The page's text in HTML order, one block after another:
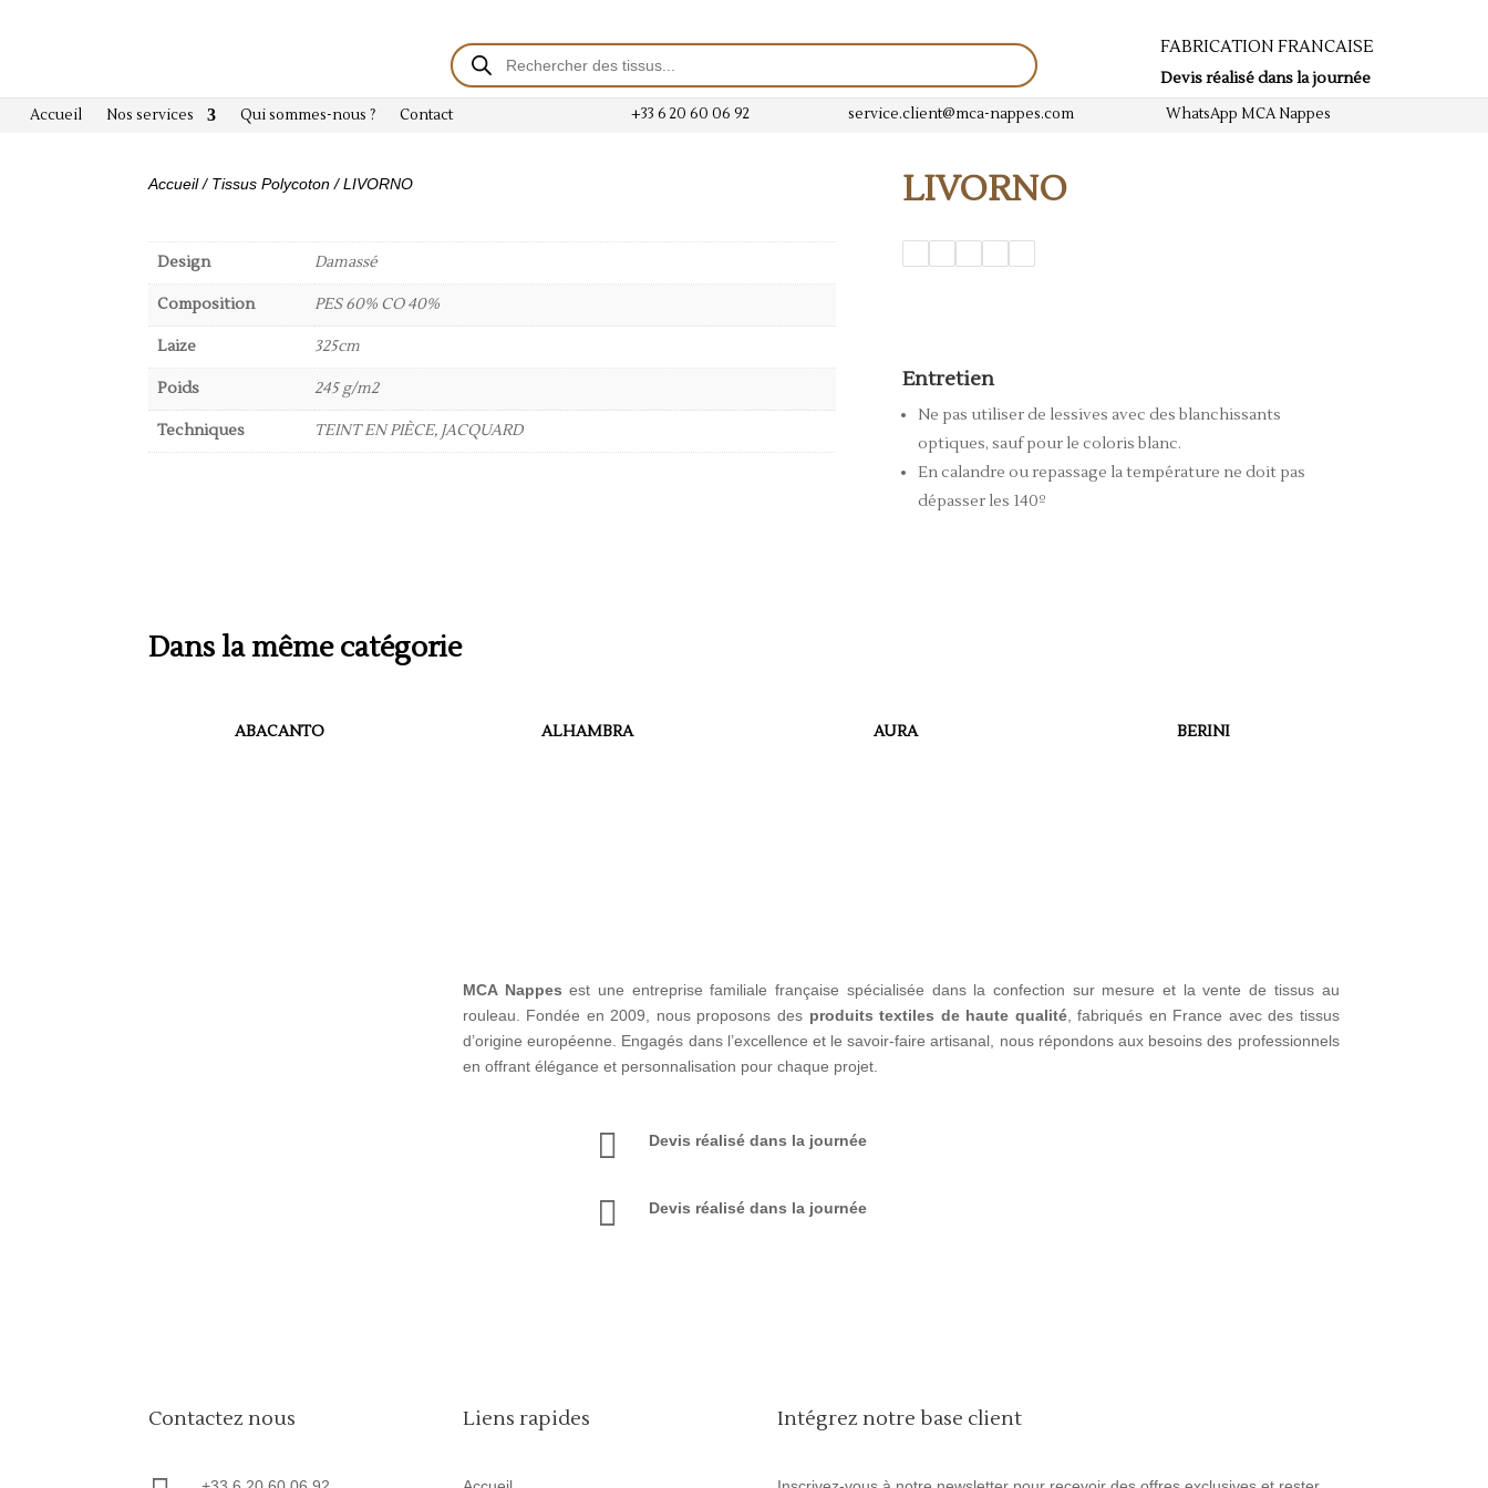
Recherche
de
produits
FABRICATION FRANCAISE
Devis réalisé dans la journée
Accueil Nos services Qui sommes-nous ? Contact +33 6 20 60 06 92 service.client@mca-nappes.com WhatsApp MCA Nappes
Accueil/ Tissus Polycoton/ LIVORNO
Design Damassé
Composition PES 60% CO 40%
Laize 325cm
Poids 245 g/m2
Techniques TEINT EN PIÈCE, JACQUARD
LIVORNO
Entretien
Ne pas utiliser de lessives avec des blanchissants
optiques, sauf pour le coloris blanc.
En calandre ou repassage la température ne doit pas
dépasser les 140º
Dans la même catégorie
ABACANTO ALHAMBRA AURA BERINI
MCA Nappes est une entreprise familiale française spécialisée dans la confection sur mesure et la vente de tissus au
rouleau. Fondée en 2009, nous proposons des produits textiles de haute qualité, fabriqués en France avec des tissus
d’origine européenne. Engagés dans l’excellence et le savoir-faire artisanal, nous répondons aux besoins des professionnels
en offrant élégance et personnalisation pour chaque projet.
 Devis réalisé dans la journée
 Devis réalisé dans la journée
Contactez nous Liens rapides Intégrez notre base client